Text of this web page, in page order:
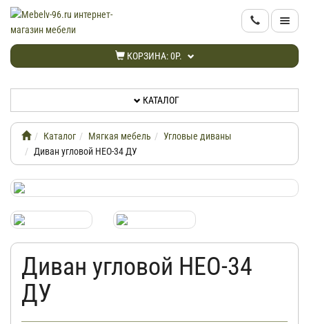
КОРЗИНА:0Р.
КАТАЛОГ
НОВИНКИ
ИНФОРМАЦИЯ
ДОСТАВКА
КАБИНЕТ
КОНТАКТЫ
КАТАЛОГ
Каталог Мягкая мебель
Угловые диваны
Диван угловой НЕО-34 ДУ
Диван угловой НЕО-34
ДУ